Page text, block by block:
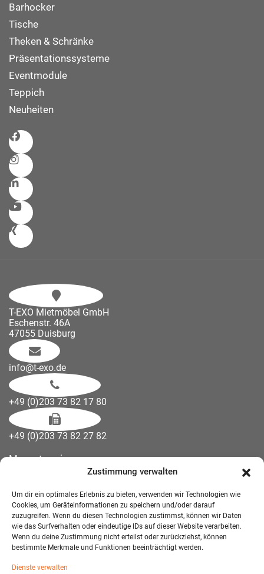
Zustimmung verwalten
Um dir ein optimales Erlebnis zu bieten, verwenden wir Technologien wie
Cookies, um Geräteinformationen zu speichern und/oder darauf
zuzugreifen. Wenn du diesen Technologien zustimmst, können wir Daten
wie das Surfverhalten oder eindeutige IDs auf dieser Website verarbeiten.
Wenn du deine Zustimmung nicht erteilst oder zurückziehst, können
bestimmte Merkmale und Funktionen beeinträchtigt werden.
Dienste verwalten
Barhocker
Tische
Theken & Schränke
Präsentationssysteme
Eventmodule
Teppich
Neuheiten
T-EXO Mietmöbel GmbH
Eschenstr. 46A
47055 Duisburg
info@t-exo.de
+49 (0)203 73 82 17 80
+49 (0)203 73 82 27 82
Messetermine
Downloads
Wandelemente
Über uns
Impressum
Datenschutzerklärung